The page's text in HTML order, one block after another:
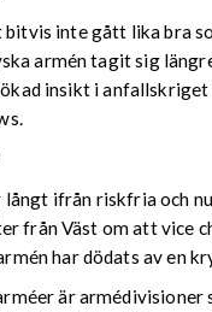
bitvis inte gått lika bra
armén tagit sig
insikt i anfallskriget
ifrån riskfria och
från Väst om att vice
har dödats av en
är armédivisioner